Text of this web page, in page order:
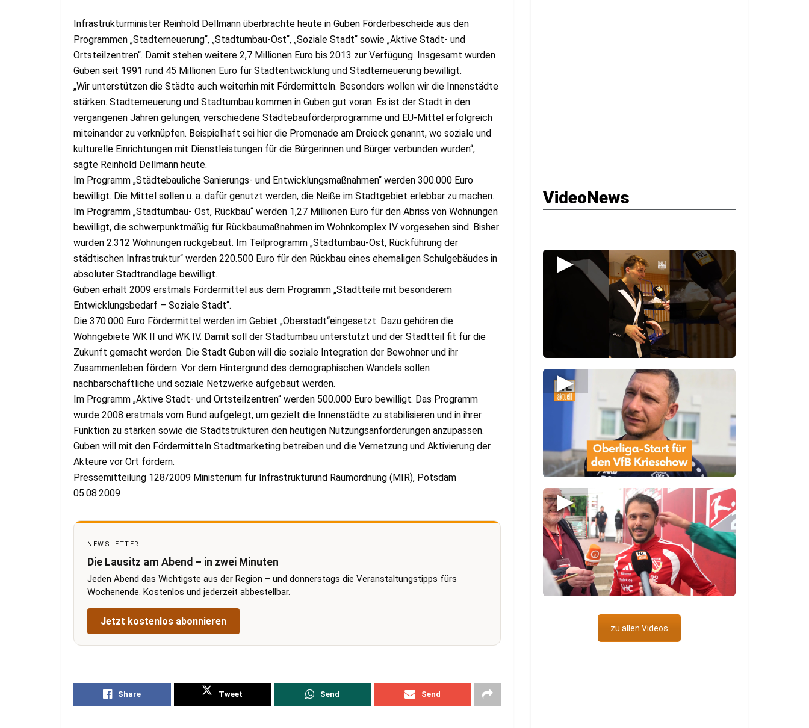
Infrastrukturminister Reinhold Dellmann überbrachte heute in Guben Förderbescheide aus den
Programmen „Stadterneuerung“, „Stadtumbau-Ost“, „Soziale Stadt“ sowie „Aktive Stadt- und
Ortsteilzentren“. Damit stehen weitere 2,7 Millionen Euro bis 2013 zur Verfügung. Insgesamt wurden
Guben seit 1991 rund 45 Millionen Euro für Stadtentwicklung und Stadterneuerung bewilligt.
„Wir unterstützen die Städte auch weiterhin mit Fördermitteln. Besonders wollen wir die Innenstädte
stärken. Stadterneuerung und Stadtumbau kommen in Guben gut voran. Es ist der Stadt in den
vergangenen Jahren gelungen, verschiedene Städtebauförderprogramme und EU-Mittel erfolgreich
miteinander zu verknüpfen. Beispielhaft sei hier die Promenade am Dreieck genannt, wo soziale und
kulturelle Einrichtungen mit Dienstleistungen für die Bürgerinnen und Bürger verbunden wurden“,
sagte Reinhold Dellmann heute.
Im Programm „Städtebauliche Sanierungs- und Entwicklungsmaßnahmen“ werden 300.000 Euro
bewilligt. Die Mittel sollen u. a. dafür genutzt werden, die Neiße im Stadtgebiet erlebbar zu machen.
Im Programm „Stadtumbau- Ost, Rückbau“ werden 1,27 Millionen Euro für den Abriss von Wohnungen
bewilligt, die schwerpunktmäßig für Rückbaumaßnahmen im Wohnkomplex IV vorgesehen sind. Bisher
wurden 2.312 Wohnungen rückgebaut. Im Teilprogramm „Stadtumbau-Ost, Rückführung der
städtischen Infrastruktur“ werden 220.500 Euro für den Rückbau eines ehemaligen Schulgebäudes in
absoluter Stadtrandlage bewilligt.
Guben erhält 2009 erstmals Fördermittel aus dem Programm „Stadtteile mit besonderem
Entwicklungsbedarf – Soziale Stadt“.
Die 370.000 Euro Fördermittel werden im Gebiet „Oberstadt“eingesetzt. Dazu gehören die
Wohngebiete WK II und WK IV. Damit soll der Stadtumbau unterstützt und der Stadtteil fit für die
Zukunft gemacht werden. Die Stadt Guben will die soziale Integration der Bewohner und ihr
Zusammenleben fördern. Vor dem Hintergrund des demographischen Wandels sollen
nachbarschaftliche und soziale Netzwerke aufgebaut werden.
Im Programm „Aktive Stadt- und Ortsteilzentren“ werden 500.000 Euro bewilligt. Das Programm
wurde 2008 erstmals vom Bund aufgelegt, um gezielt die Innenstädte zu stabilisieren und in ihrer
Funktion zu stärken sowie die Stadtstrukturen den heutigen Nutzungsanforderungen anzupassen.
Guben will mit den Fördermitteln Stadtmarketing betreiben und die Vernetzung und Aktivierung der
Akteure vor Ort fördern.
Pressemitteilung 128/2009 Ministerium für Infrastrukturund Raumordnung (MIR), Potsdam
05.08.2009
NEWSLETTER
Die Lausitz am Abend – in zwei Minuten
Jeden Abend das Wichtigste aus der Region – und donnerstags die Veranstaltungstipps fürs
Wochenende. Kostenlos und jederzeit abbestellbar.
Jetzt kostenlos abonnieren
Share Tweet Send Send
VideoNews
▶
▶
▶
zu allen Videos